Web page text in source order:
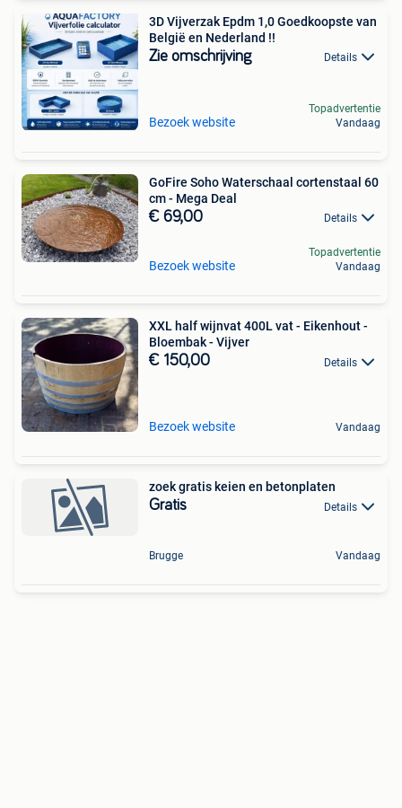
3D Vijverzak Epdm 1,0 Goedkoopste van
België en Nederland !!
Zie omschrijving Details
Bezoek website
Topadvertentie
Vandaag
GoFire Soho Waterschaal cortenstaal 60
cm - Mega Deal
€ 69,00 Details
Bezoek website
Topadvertentie
Vandaag
XXL half wijnvat 400L vat - Eikenhout -
Bloembak - Vijver
€ 150,00 Details
Bezoek website Vandaag
zoek gratis keien en betonplaten
Gratis Details
Brugge Vandaag